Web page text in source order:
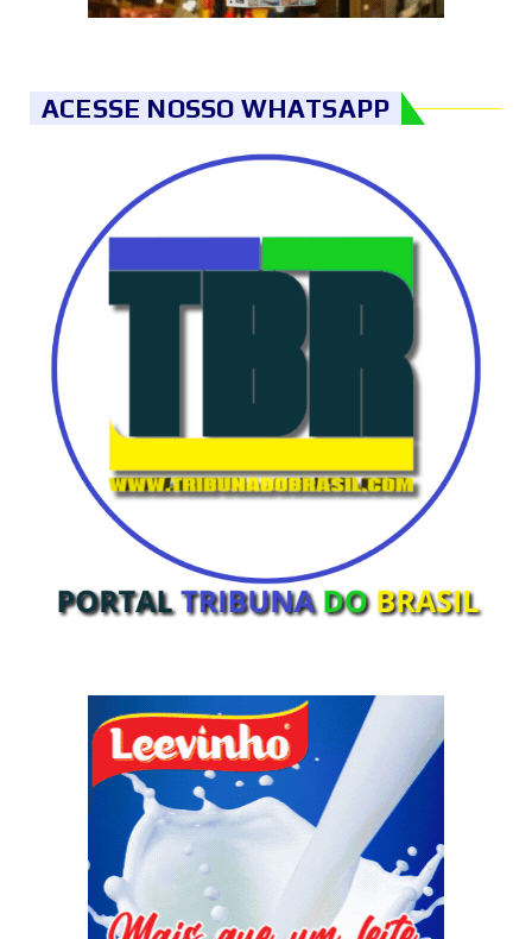
ACESSE NOSSO WHATSAPP